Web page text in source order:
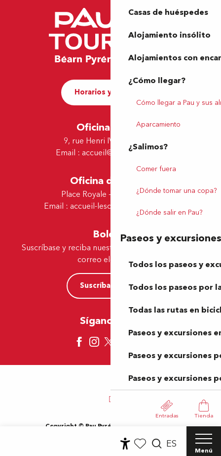
Menú
Casas de huéspedes
Alojamiento insólito
Alojamientos con
¿Cómo llegar?
Cómo llegar a Pau y sus
Aparcamiento
¿Salimos?
Comer fuera
¿Dónde tomar una copa?
¿Dónde salir en Pau?
Paseos y excursiones
Todos los paseos y
Todos los paseos por
Todas las rutas en
Paseos y excursiones
Paseos y excursiones
Paseos y excursiones
Entradas Tienda
ES
Horarios y contacto
Oficina de Pau
9, rue Henri IV - 64000 Pau
Email : accueil@tourismepau.fr
Oficina de Lescar
Place Royale - 64230 Lescar
Email : accueil-lescar@tourismepau.fr
Boletín
Suscríbase y reciba nuestras ofertas y noticias por
correo electrónico
Suscríbase ahora
Síganos aquí
Copyright © Pau Pyrénées Tourisme 2024
Condiciones de uso
Cookies